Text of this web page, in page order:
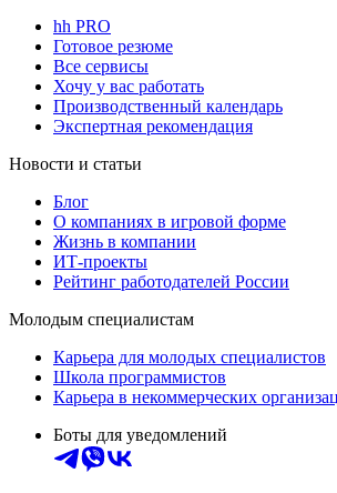
hh PRO
Готовое резюме
Все сервисы
Хочу у вас работать
Производственный календарь
Экспертная рекомендация
Новости и статьи
Блог
О компаниях в игровой форме
Жизнь в компании
ИТ-проекты
Рейтинг работодателей России
Молодым специалистам
Карьера для молодых специалистов
Школа программистов
Карьера в некоммерческих
Боты для уведомлений